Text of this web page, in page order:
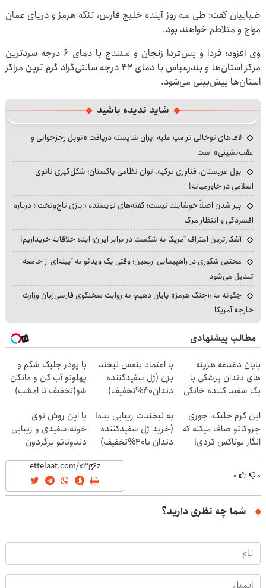
ضیاییان گفت: طی سه روز آینده خلیج فارس، تنگه هرمز و دریای عمان
مواج و متلاطم خواهند بود.
وی افزود: فردا و پس‌فردا زنجان و سنندج با دمای ۶ درجه سردترین
مرکز استان‌ها و بندرعباس با دمای ۴۲ درجه سانتی‌گراد گرم ترین مراکز
استان‌ها پیش‌بینی می‌شود.
شاید ندیده باشید
لاف‌های توخالی ترامپ علیه ایران شایسته دریافت «نوبل رجزخوانی و
عقب‌نشینی» است
پول عربستان، فناوری ترکیه، توان نظامی پاکستان؛ شکل‌گیری ناتوی
اسلامی در خاورمیانه!
پیر شدن اصلاً خوشایند نیست؛ گفته‌های نویسنده «بازی تاج‌وتخت» درباره
افسردگی و انتظار مرگ
آشکارترین اعتراف آمریکا به شکست در برابر ایران؛ ایده خلاقانه خریداریم!
مجتبی شکوری در راهپیمایی اربعین؛ وقتی یک ویدئو به آیینه‌ای از جامعه
تبدیل می‌شود
چگونه به «جنگ هرمز» پایان دهیم؛ به روایت سخنگوی فارسی‌زبان وزارت
خارجه آمریکا
مطالب پیشنهادی
پایان دغدغه هزینه
های دندان پزشکی با
پک سفید کننده خانگی
با اعتماد بنفس لبخند
بزن (ژل سفیدکننده
دندان40%تخفیف)
با پودر جلبک شکم و
پهلوتو آب کن و مانکن
شو(تخفیف تا امشب)
این کرم جلبک، جوری
چروکاتو صاف میکنه که
انگار بوتاکس کردی!
(تخفیف ویژه)
به لبخندت زیبایی بده!
(خرید ژل سفیدکننده
دندان با40%تخفیف)
با این روش توی
خونه،سفیدی و زیبایی
دندوناتو برگردون
(40%off)
۰ ۰
شما چه نظری دارید؟